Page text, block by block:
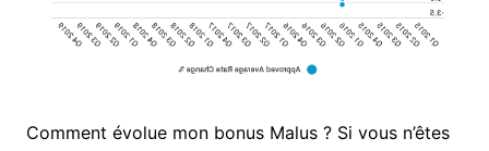
Comment évolue mon bonus Malus ? Si vous n’êtes